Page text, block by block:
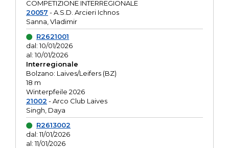
COMPETIZIONE INTERREGIONALE
20057 - A.S.D. Arcieri Ichnos
Sanna, Vladimir
R2621001
dal: 10/01/2026
al: 10/01/2026
Interregionale
Bolzano: Laives/Leifers (BZ)
18 m
Winterpfeile 2026
21002 - Arco Club Laives
Singh, Daya
R2613002
dal: 11/01/2026
al: 11/01/2026